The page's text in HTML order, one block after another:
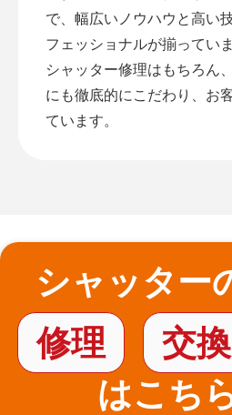
で、幅広いノウハウと高い
フェッショナルが揃っていま
シャッター修理はもちろん
にも徹底的にこだわり、お
ています。
シャッター
修理
交換
はこち